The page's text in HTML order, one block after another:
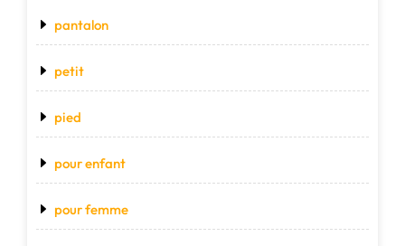
pantalon
petit
pied
pour enfant
pour femme